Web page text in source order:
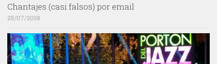
Chantajes (casi falsos) por email
25/07/2018